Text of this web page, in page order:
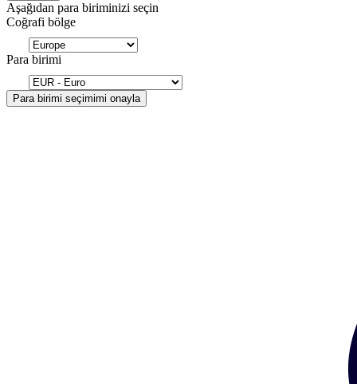
Aşağıdan para biriminizi seçin
Coğrafi bölge
Para birimi
Para birimi seçimimi onayla